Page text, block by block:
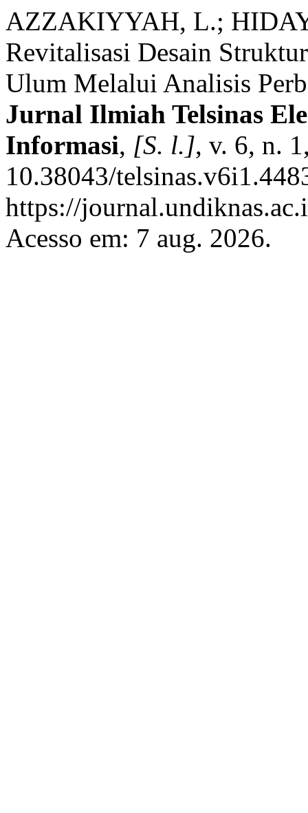
AZZAKIYYAH, L.;
Revitalisasi Desain
Ulum Melalui Analisis
Jurnal Ilmiah Telsinas
Informasi, [S. l.], v. 6, n.
10.38043/
https://
Acesso em: 7 aug. 2026.